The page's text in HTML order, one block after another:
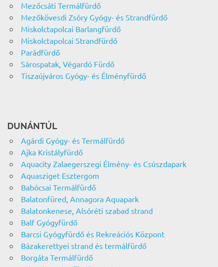
Mezőcsáti Termálfürdő
Mezőkövesdi Zsóry Gyógy- és Strandfürdő
Miskolctapolcai Barlangfürdő
Miskolctapolcai Strandfürdő
Parádfürdő
Sárospatak, Végardó Fürdő
Tiszaújváros Gyógy- és Élményfürdő
DUNÁNTÚL
Agárdi Gyógy- és Termálfürdő
Ajka Kristályfürdő
Aquacity Zalaegerszegi Élmény- és Csúszdapark
Aquasziget Esztergom
Babócsai Termálfürdő
Balatonfüred, Annagora Aquapark
Balatonkenese, Alsóréti szabad strand
Balf Gyógyfürdő
Barcsi Gyógyfürdő és Rekreációs Központ
Bázakerettyei strand és termálfürdő
Borgáta Termálfürdő